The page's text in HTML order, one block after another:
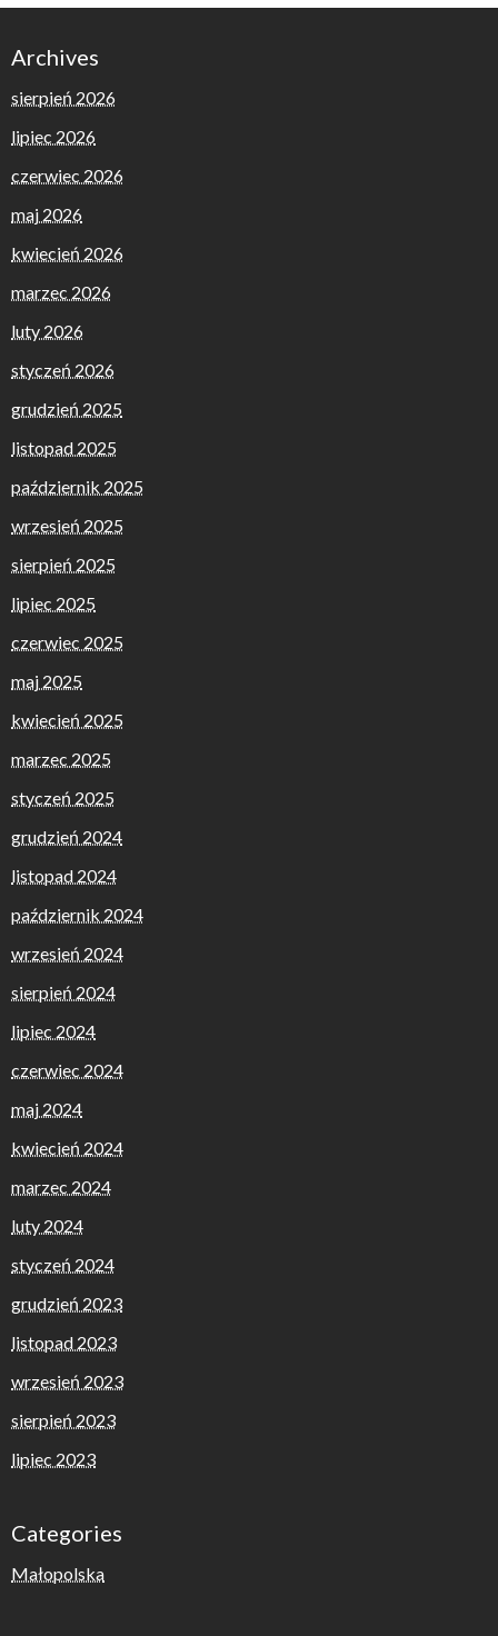
Archives
sierpień 2026
lipiec 2026
czerwiec 2026
maj 2026
kwiecień 2026
marzec 2026
luty 2026
styczeń 2026
grudzień 2025
listopad 2025
październik 2025
wrzesień 2025
sierpień 2025
lipiec 2025
czerwiec 2025
maj 2025
kwiecień 2025
marzec 2025
styczeń 2025
grudzień 2024
listopad 2024
październik 2024
wrzesień 2024
sierpień 2024
lipiec 2024
czerwiec 2024
maj 2024
kwiecień 2024
marzec 2024
luty 2024
styczeń 2024
grudzień 2023
listopad 2023
wrzesień 2023
sierpień 2023
lipiec 2023
Categories
Małopolska